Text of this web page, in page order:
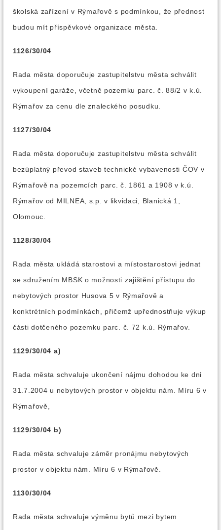
školská zařízení v Rýmařově s podmínkou, že přednost
budou mít příspěvkové organizace města.
1126/30/04
Rada města doporučuje zastupitelstvu města schválit
vykoupení garáže, včetně pozemku parc. č. 88/2 v k.ú.
Rýmařov za cenu dle znaleckého posudku.
1127/30/04
Rada města doporučuje zastupitelstvu města schválit
bezúplatný převod staveb technické vybavenosti ČOV v
Rýmařově na pozemcích parc. č. 1861 a 1908 v k.ú.
Rýmařov od MILNEA, s.p. v likvidaci, Blanická 1,
Olomouc.
1128/30/04
Rada města ukládá starostovi a místostarostovi jednat
se sdružením MBSK o možnosti zajištění přístupu do
nebytových prostor Husova 5 v Rýmařově a
konktrétních podmínkách, přičemž upřednostňuje výkup
části dotčeného pozemku parc. č. 72 k.ú. Rýmařov.
1129/30/04 a)
Rada města schvaluje ukončení nájmu dohodou ke dni
31.7.2004 u nebytových prostor v objektu nám. Míru 6 v
Rýmařově,
1129/30/04 b)
Rada města schvaluje záměr pronájmu nebytových
prostor v objektu nám. Míru 6 v Rýmařově.
1130/30/04
Rada města schvaluje výměnu bytů mezi bytem